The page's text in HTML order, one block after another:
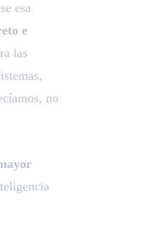
esa
e
las
no